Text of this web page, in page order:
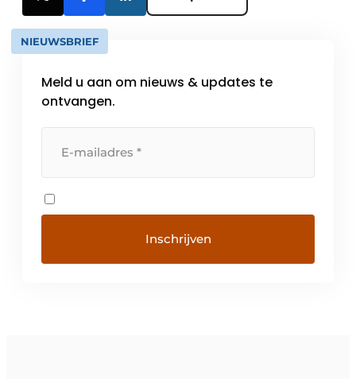
NIEUWSBRIEF
Meld u aan om nieuws & updates te
ontvangen.